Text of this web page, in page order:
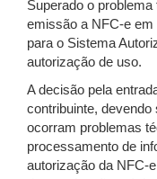
Superado o
emissão a NFC-e
para o Sistema
autorização de uso.
A decisão pela
contribuinte,
ocorram problemas
processamento de
autorização da NFC-